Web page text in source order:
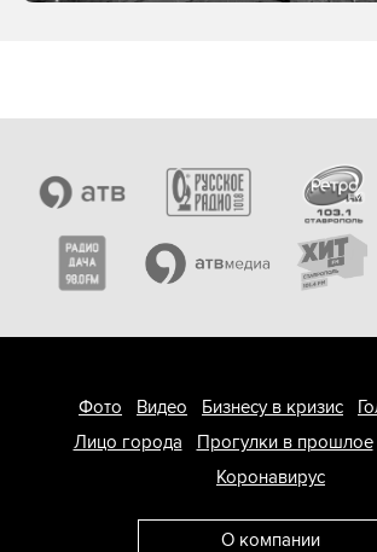
Фото Видео Бизнесу в кризис
Лицо города
Прогулки в прошлое
Коронавирус
О компании